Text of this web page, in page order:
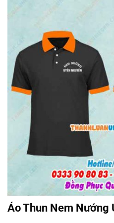
Áo Thun Nem Nướng